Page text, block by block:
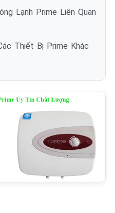
Lạnh Prime Liên Quan
Thiết Bị Prime Khác